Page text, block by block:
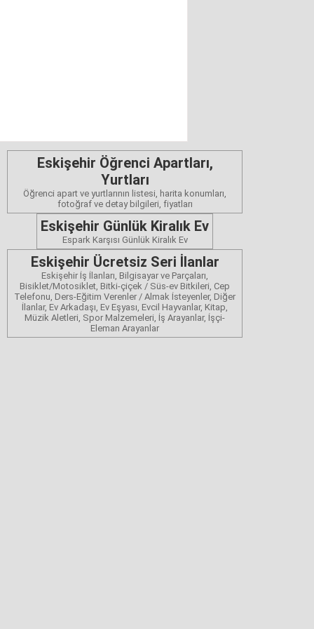
Eskişehir Öğrenci Apartları,
Yurtları
Öğrenci apart ve yurtlarının listesi, harita konumları,
fotoğraf ve detay bilgileri, fiyatları
Eskişehir Günlük Kiralık Ev
Espark Karşısı Günlük Kiralık Ev
Eskişehir Ücretsiz Seri İlanlar
Eskişehir İş İlanları, Bilgisayar ve Parçaları,
Bisiklet/Motosiklet, Bitki-çiçek / Süs-ev Bitkileri, Cep
Telefonu, Ders-Eğitim Verenler / Almak İsteyenler, Diğer
İlanlar, Ev Arkadaşı, Ev Eşyası, Evcil Hayvanlar, Kitap,
Müzik Aletleri, Spor Malzemeleri, İş Arayanlar, İşçi-
Eleman Arayanlar